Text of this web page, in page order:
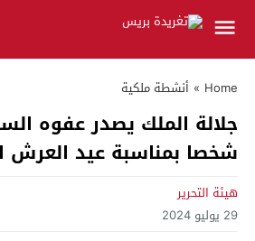
Home
» أنشطة ملكية
شخصا بمناسبة عيد العرش
هيئة التحرير
29 يوليو 2024